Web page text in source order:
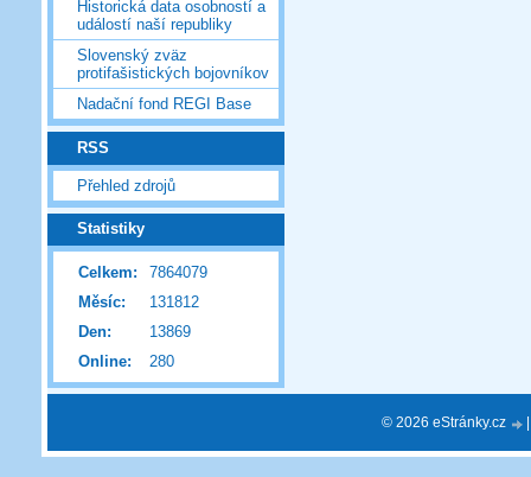
Historická data osobností a
událostí naší republiky
Slovenský zväz
protifašistických bojovníkov
Nadační fond REGI Base
RSS
Přehled zdrojů
Statistiky
Online: 280
Celkem:
7864079
Měsíc:
131812
Den:
13869
© 2026 eStránky.cz